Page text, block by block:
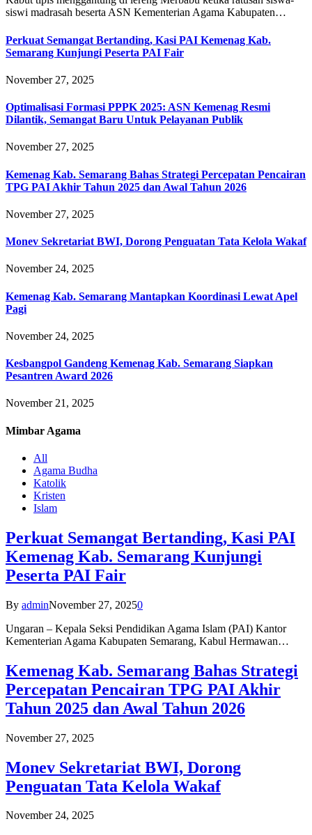
siswi madrasah beserta ASN Kementerian Agama Kabupaten…
Perkuat Semangat Bertanding, Kasi PAI Kemenag Kab.
Semarang Kunjungi Peserta PAI Fair
November 27, 2025
Optimalisasi Formasi PPPK 2025: ASN Kemenag Resmi
Dilantik, Semangat Baru Untuk Pelayanan Publik
November 27, 2025
Kemenag Kab. Semarang Bahas Strategi Percepatan Pencairan
TPG PAI Akhir Tahun 2025 dan Awal Tahun 2026
November 27, 2025
Monev Sekretariat BWI, Dorong Penguatan Tata Kelola Wakaf
November 24, 2025
Kemenag Kab. Semarang Mantapkan Koordinasi Lewat Apel
Pagi
November 24, 2025
Kesbangpol Gandeng Kemenag Kab. Semarang Siapkan
Pesantren Award 2026
November 21, 2025
Mimbar Agama
All
Agama Budha
Katolik
Kristen
Islam
Perkuat Semangat Bertanding, Kasi PAI
Kemenag Kab. Semarang Kunjungi
Peserta PAI Fair
By adminNovember 27, 20250
Ungaran – Kepala Seksi Pendidikan Agama Islam (PAI) Kantor
Kementerian Agama Kabupaten Semarang, Kabul Hermawan…
Kemenag Kab. Semarang Bahas Strategi
Percepatan Pencairan TPG PAI Akhir
Tahun 2025 dan Awal Tahun 2026
November 27, 2025
Monev Sekretariat BWI, Dorong
Penguatan Tata Kelola Wakaf
November 24, 2025